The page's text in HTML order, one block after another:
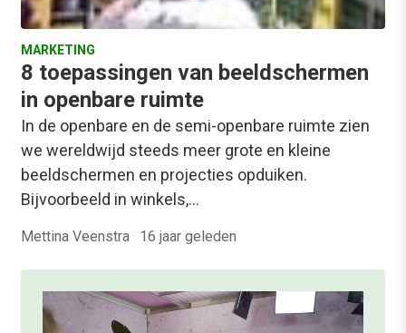
MARKETING
8 toepassingen van beeldschermen
in openbare ruimte
In de openbare en de semi-openbare ruimte zien
we wereldwijd steeds meer grote en kleine
beeldschermen en projecties opduiken.
Bijvoorbeeld in winkels,…
Mettina Veenstra · 16 jaar geleden